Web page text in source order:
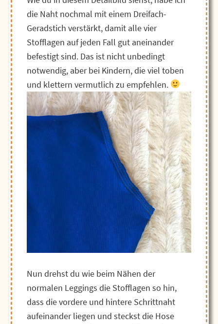
die Naht nochmal mit einem Dreifach-
Geradstich verstärkt, damit alle vier
Stofflagen auf jeden Fall gut aneinander
befestigt sind. Das ist nicht unbedingt
notwendig, aber bei Kindern, die viel toben
und klettern vermutlich zu empfehlen.
Nun drehst du wie beim Nähen der
normalen Leggings die Stofflagen so hin,
dass die vordere und hintere Schrittnaht
aufeinander liegen und steckst die Hose